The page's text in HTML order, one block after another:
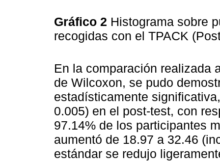
Gráfico 2 Histograma sobre
recogidas con el TPACK
En la comparación realizada
de Wilcoxon, se pudo
estadísticamente
0.005) en el post-test, con
97.14% de los participantes
aumentó de 18.97 a 32.46
estándar se redujo